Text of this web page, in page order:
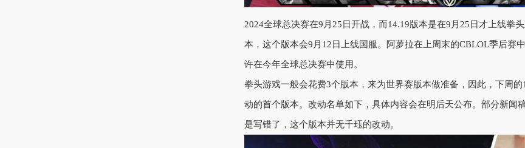
2024全球总决赛在9月25日开战，而14.19版本是在9月25日才上线拳
本，这个版本会9月12日上线国服。阿萝拉在上周末的CBLOL季后赛
许在今年全球总决赛中使用。
拳头游戏一般会花费3个版本，来为世界赛版本做准备，因此，下周
动的首个版本。改动名单如下，具体内容会在明后天公布。部分新闻
是写错了，这个版本并无千珏的改动。